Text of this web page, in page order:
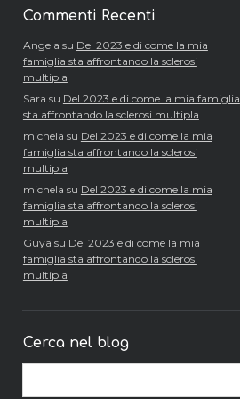
Commenti Recenti
Angela su Del 2023 e di come la mia
famiglia sta affrontando la sclerosi
multipla
Sara su Del 2023 e di come la mia famiglia
sta affrontando la sclerosi multipla
michela su Del 2023 e di come la mia
famiglia sta affrontando la sclerosi
multipla
michela su Del 2023 e di come la mia
famiglia sta affrontando la sclerosi
multipla
Guya su Del 2023 e di come la mia
famiglia sta affrontando la sclerosi
multipla
Cerca nel blog